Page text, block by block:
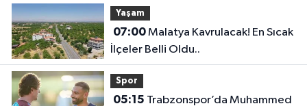
Yaşam
07:00Malatya Kavrulacak! En Sıcak
İlçeler Belli Oldu..
Spor
05:15